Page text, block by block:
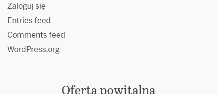
Zaloguj się
Entries feed
Comments feed
WordPress.org
Oferta powitalna